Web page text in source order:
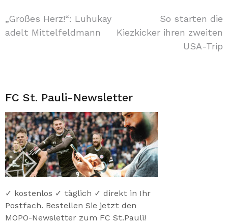
Beitragsnavigation
„Großes Herz!“: Luhukay
adelt Mittelfeldmann
So starten die
Kiezkicker ihren zweiten
USA-Trip
FC St. Pauli-Newsletter
✓ kostenlos ✓ täglich ✓ direkt in Ihr
Postfach. Bestellen Sie jetzt den
MOPO-Newsletter zum FC St.Pauli!